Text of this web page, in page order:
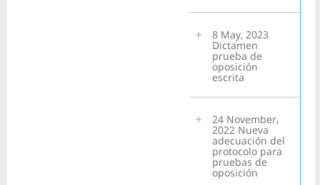
8 May, 2023
Dictamen
prueba de
oposición
escrita
24 November,
2022 Nueva
adecuación del
protocolo para
pruebas de
oposición